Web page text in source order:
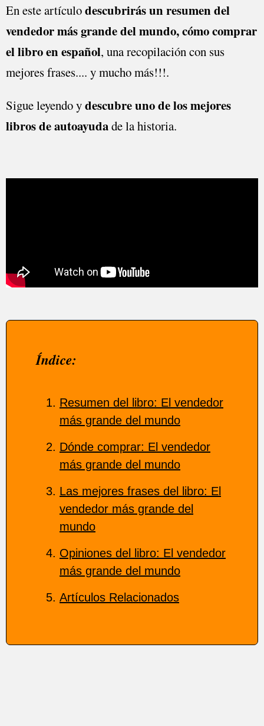
En este artículodescubrirás un resumen del
vendedor más grande del mundo, cómo comprar
el libro en español, una recopilación con sus
mejores frases.... y mucho más!!!.
Sigue leyendo ydescubre uno de los mejores
libros de autoayudade la historia.
Índice:
Resumen del libro: El vendedor
más grande del mundo
Dónde comprar: El vendedor
más grande del mundo
Las mejores frases del libro: El
vendedor más grande del
mundo
Opiniones del libro: El vendedor
más grande del mundo
Artículos Relacionados